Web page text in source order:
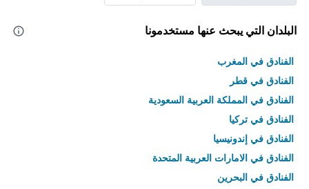
البلدان التي يبحث عنها مستخدمونا
الفنادق في المغرب
الفنادق في قطر
الفنادق في المملكة العربية السعودية
الفنادق في تركيا
الفنادق في إندونيسيا
الفنادق في الامارات العربية المتحدة
الفنادق في البحرين